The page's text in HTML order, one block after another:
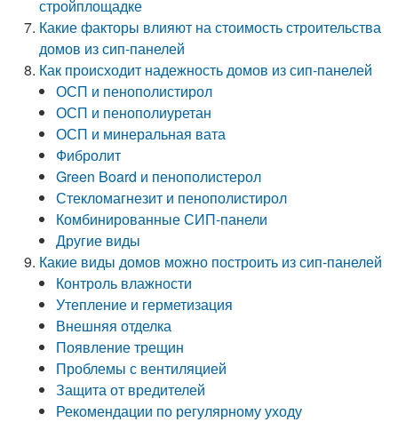
стройплощадке
Какие факторы влияют на стоимость строительства
домов из сип-панелей
Как происходит надежность домов из сип-панелей
ОСП и пенополистирол
ОСП и пенополиуретан
ОСП и минеральная вата
Фибролит
Green Board и пенополистерол
Стекломагнезит и пенополистирол
Комбинированные СИП-панели
Другие виды
Какие виды домов можно построить из сип-панелей
Контроль влажности
Утепление и герметизация
Внешняя отделка
Появление трещин
Проблемы с вентиляцией
Защита от вредителей
Рекомендации по регулярному уходу